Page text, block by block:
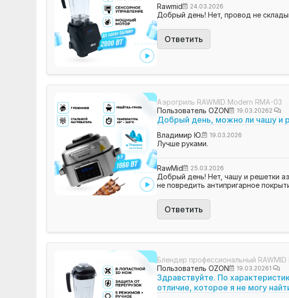
Rawmid 24.03.2026
Добрый день! Нет, провод не
Ответить
Аэрогриль RAWMID Modern RMA-03
Пользователь OZON
19.03.20262
Добрый день, можно ли чашу и
Владимир Ю. 19.03.2026
Лучше руками.
RawMid 25.03.2026
Добрый день! Нет, чашу и решетки
не повредить антипригарное
Ответить
Блендер профессиональный RAWMID
Пользователь OZON
19.03.20261
Здравствуйте. По
отличие, которое я не могу